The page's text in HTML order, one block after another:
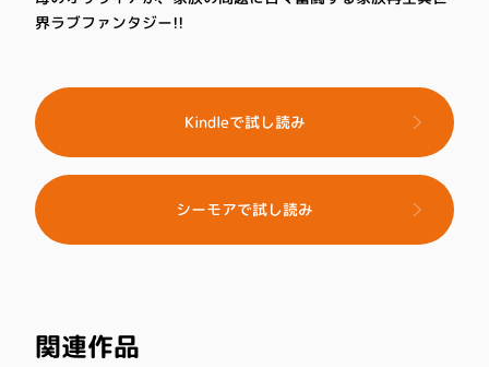
界ラブファンタジー!!
Kindleで試し読み
シーモアで試し読み
関連作品